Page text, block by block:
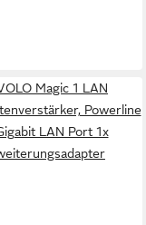
Magic 1 LAN
Powerline
LAN Port 1x